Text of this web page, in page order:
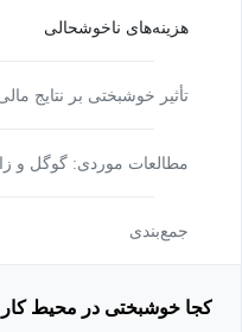
هزینه‌های ناخوشحالی
تأثیر خوشبختی بر نتایج
مطالعات موردی: گوگل و
جمع‌بندی
کجا خوشبختی در محیط کار